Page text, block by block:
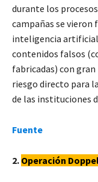
durante los
campañas se vieron
inteligencia
contenidos falsos
fabricadas) con
riesgo directo para
de las instituciones
Fuente
2. Operación